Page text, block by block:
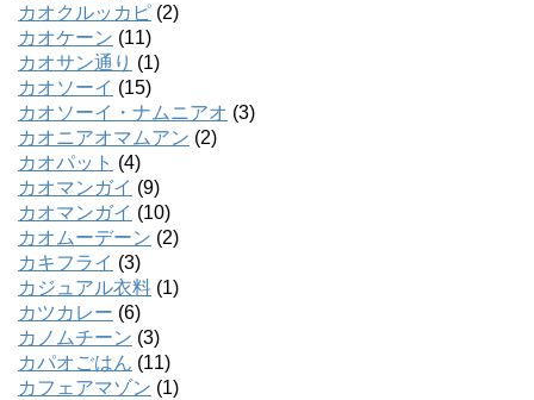
カオクルッカピ (2)
カオケーン (11)
カオサン通り (1)
カオソーイ (15)
カオソーイ・ナムニアオ (3)
カオニアオマムアン (2)
カオパット (4)
カオマンガイ (9)
カオマンガイ (10)
カオムーデーン (2)
カキフライ (3)
カジュアル衣料 (1)
カツカレー (6)
カノムチーン (3)
カパオごはん (11)
カフェアマゾン (1)